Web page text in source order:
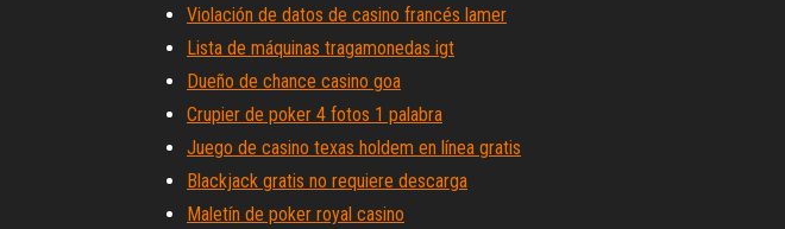
Violación de datos de casino francés lamer
Lista de máquinas tragamonedas igt
Dueño de chance casino goa
Crupier de poker 4 fotos 1 palabra
Juego de casino texas holdem en línea gratis
Blackjack gratis no requiere descarga
Maletín de poker royal casino